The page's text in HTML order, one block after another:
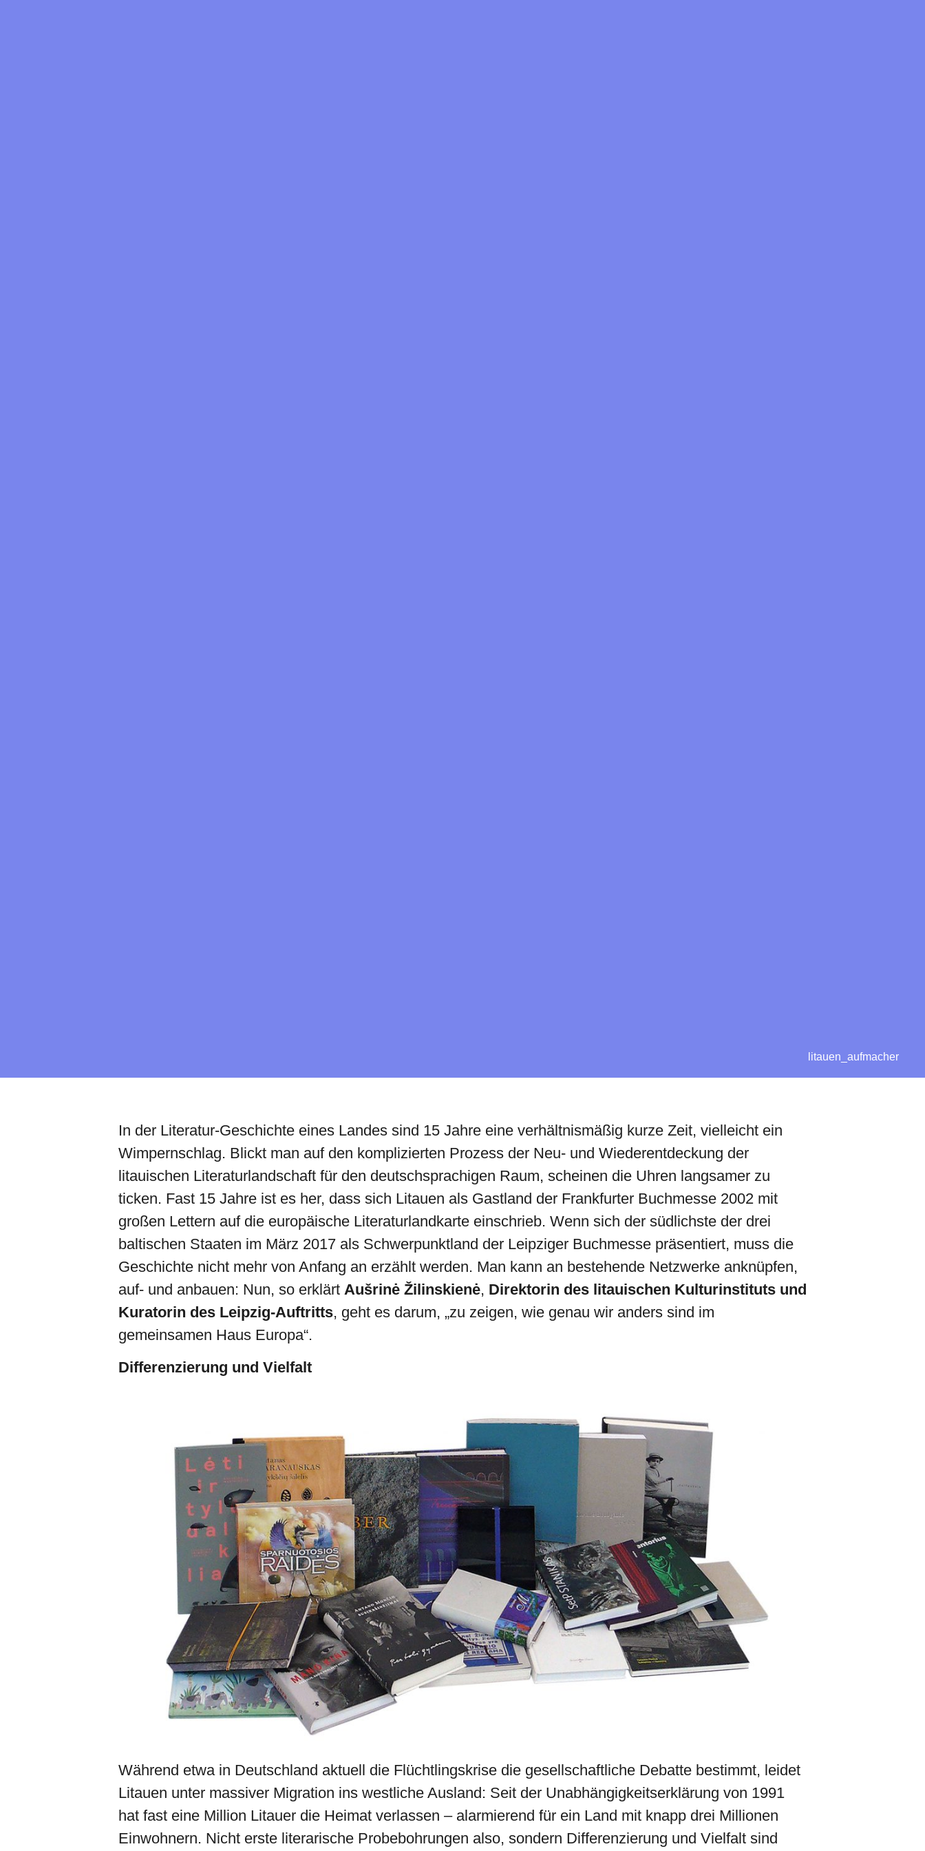
litauen_aufmacher
In der Literatur-Geschichte eines Landes sind 15 Jahre eine verhältnismäßig kurze Zeit, vielleicht ein
Wimpernschlag. Blickt man auf den komplizierten Prozess der Neu- und Wiederentdeckung der
litauischen Literaturlandschaft für den deutschsprachigen Raum, scheinen die Uhren langsamer zu
ticken. Fast 15 Jahre ist es her, dass sich Litauen als Gastland der Frankfurter Buchmesse 2002 mit
großen Lettern auf die europäische Literaturlandkarte einschrieb. Wenn sich der südlichste der drei
baltischen Staaten im März 2017 als Schwerpunktland der Leipziger Buchmesse präsentiert, muss die
Geschichte nicht mehr von Anfang an erzählt werden. Man kann an bestehende Netzwerke anknüpfen,
auf- und anbauen: Nun, so erklärt Aušrinė Žilinskienė, Direktorin des litauischen Kulturinstituts und
Kuratorin des Leipzig-Auftritts, geht es darum, „zu zeigen, wie genau wir anders sind im
gemeinsamen Haus Europa“.
Differenzierung und Vielfalt
Während etwa in Deutschland aktuell die Flüchtlingskrise die gesellschaftliche Debatte bestimmt, leidet
Litauen unter massiver Migration ins westliche Ausland: Seit der Unabhängigkeitserklärung von 1991
hat fast eine Million Litauer die Heimat verlassen – alarmierend für ein Land mit knapp drei Millionen
Einwohnern. Nicht erste literarische Probebohrungen also, sondern Differenzierung und Vielfalt sind